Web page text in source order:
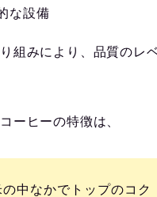
な設備
組みにより、品質のレ
ーヒーの特徴は、
の中なかでトップのコク